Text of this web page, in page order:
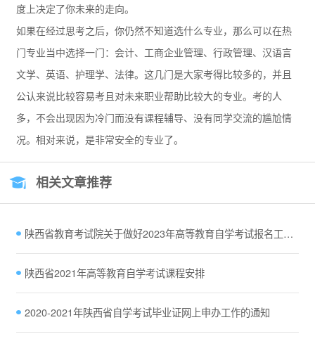
度上决定了你未来的走向。
如果在经过思考之后，你仍然不知道选什么专业，那么可以在热
门专业当中选择一门：会计、工商企业管理、行政管理、汉语言
文学、英语、护理学、法律。这几门是大家考得比较多的，并且
公认来说比较容易考且对未来职业帮助比较大的专业。考的人
多，不会出现因为冷门而没有课程辅导、没有同学交流的尴尬情
况。相对来说，是非常安全的专业了。
相关文章推荐
陕西省教育考试院关于做好2023年高等教育自学考试报名工作的通知
陕西省2021年高等教育自学考试课程安排
2020-2021年陕西省自学考试毕业证网上申办工作的通知